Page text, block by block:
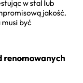
w stal lub
jakość.
musi być
renomowanych